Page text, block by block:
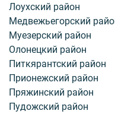
Лоухский район
Медвежьегорский
Муезерский район
Олонецкий район
Питкярантский район
Прионежский район
Пряжинский район
Пудожский район